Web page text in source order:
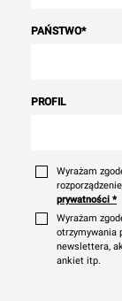
PAŃSTWO*
PROFIL
Wyrażam
prywatności *
Wyrażam
otrzymywania
newslettera,
ankiet itp.